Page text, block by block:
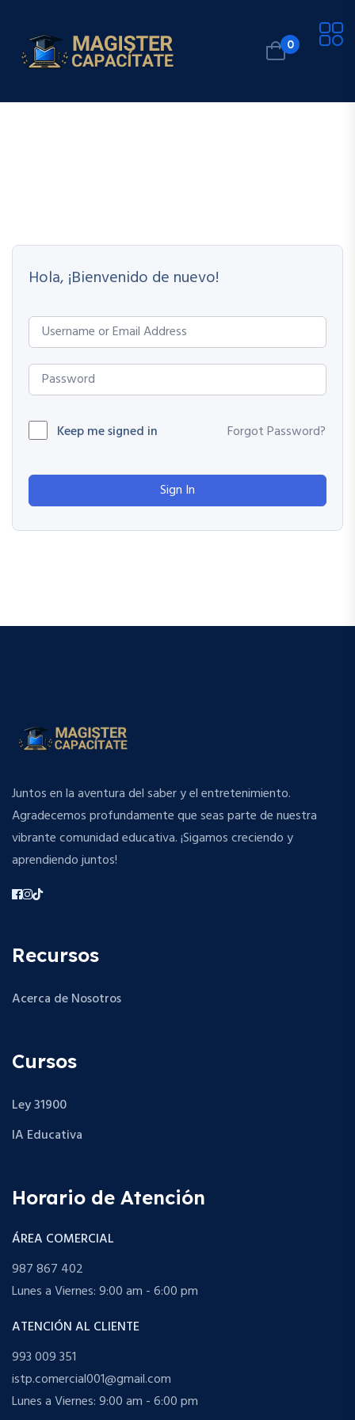
0
Hola, ¡Bienvenido de nuevo!
Keep me signed in Forgot Password?
Sign In
Juntos en la aventura del saber y el entretenimiento.
Agradecemos profundamente que seas parte de nuestra
vibrante comunidad educativa. ¡Sigamos creciendo y
aprendiendo juntos!
Recursos
Acerca de Nosotros
Cursos
Ley 31900
IA Educativa
Horario de Atención
ÁREA COMERCIAL
987 867 402
Lunes a Viernes: 9:00 am - 6:00 pm
ATENCIÓN AL CLIENTE
993 009 351
istp.comercial001@gmail.com
Lunes a Viernes: 9:00 am - 6:00 pm